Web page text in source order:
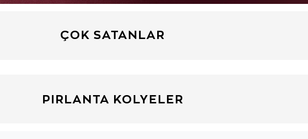
ÇOK SATANLAR
PIRLANTA KOLYELER